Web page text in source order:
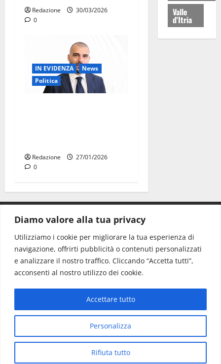
Diamo valore alla tua privacy
Utilizziamo i cookie per migliorare la tua esperienza di
navigazione, offrirti pubblicità o contenuti personalizzati
e analizzare il nostro traffico. Cliccando “Accetta tutti”,
acconsenti al nostro utilizzo dei cookie.
Personalizza
Rifiuta tutto
Accettare tutto
Redazione
30/03/2026
0
IN EVIDENZA
News
Politica
Redazione
27/01/2026
0
Valle
d'Itria
CONTATTI.
Redazione: redazione@www.martinasera.it
Direttore:direttore@www.martinasera.it
Info & Commerciale:info@www.martinasera.it
Home News Vivere la città EVENTI
Salute
Il Blog del Direttore
Copyright © All rights reserved.
themes.